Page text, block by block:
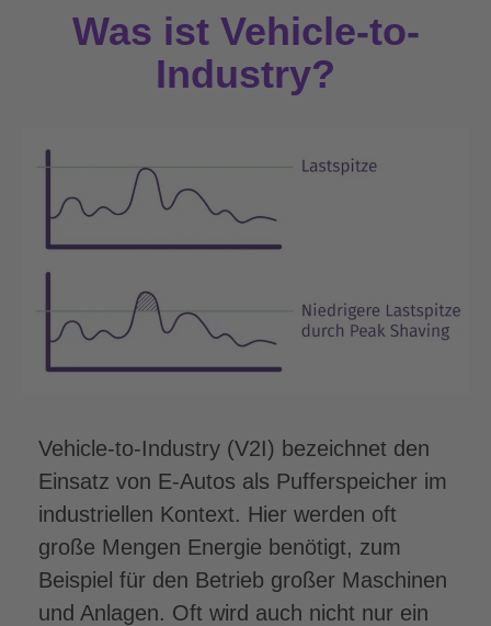
Was ist Vehicle-to-
Industry?
Vehicle-to-Industry (V2I) bezeichnet den
Einsatz von E-Autos als Pufferspeicher im
industriellen Kontext. Hier werden oft
große Mengen Energie benötigt, zum
Beispiel für den Betrieb großer Maschinen
und Anlagen. Oft wird auch nicht nur ein